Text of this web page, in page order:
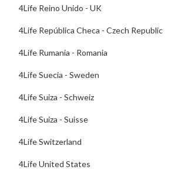
4Life Reino Unido - UK
4Life República Checa - Czech Republic
4Life Rumania - Romania
4Life Suecia - Sweden
4Life Suiza - Schweiz
4Life Suiza - Suisse
4Life Switzerland
4Life United States